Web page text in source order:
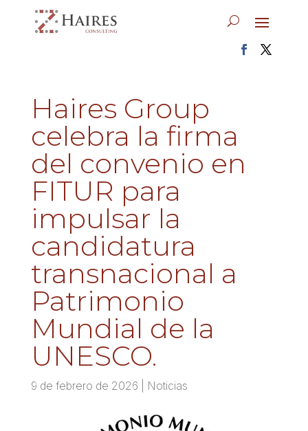
Haires Group
celebra la firma
del convenio en
FITUR para
impulsar la
candidatura
transnacional a
Patrimonio
Mundial de la
UNESCO.
9 de febrero de 2026 Noticias